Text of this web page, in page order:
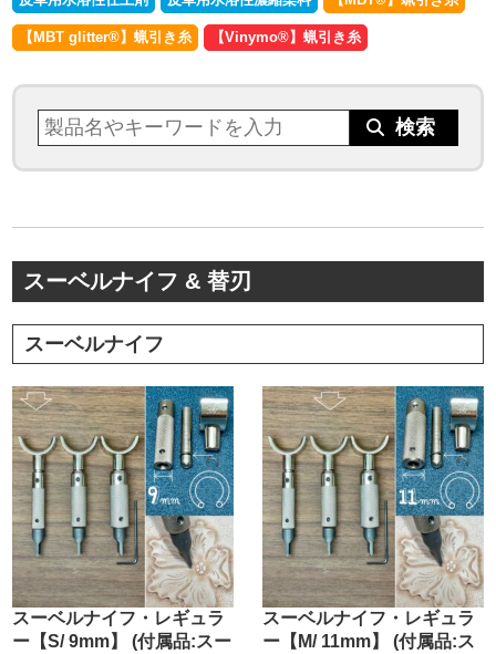
【MBT glitter®︎】蝋引き糸 【Vinymo®︎】蝋引き糸
スーベルナイフ & 替刃
スーベルナイフ
スーベルナイフ・レギュラ
ー【S/ 9mm】 (付属品:スー
スーベルナイフ・レギュラ
ー【M/ 11mm】 (付属品:ス